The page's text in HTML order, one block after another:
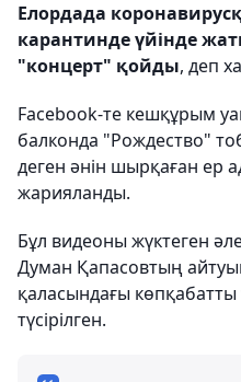
Елордада
карантинде үйінде
"концерт" қойды, деп
Facebook-те кешқұрым
балконда "Рождество"
деген әнін шырқаған ер
жарияланды.
Бұл видеоны жүктеген
Думан Қапасовтың
қаласындағы көпқабатты
түсірілген.